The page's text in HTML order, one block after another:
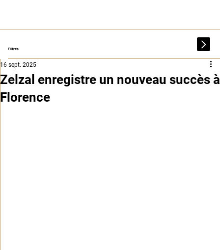
Filtres
Zelzal enregistre un nouveau succès à
Florence
16 sept. 2025